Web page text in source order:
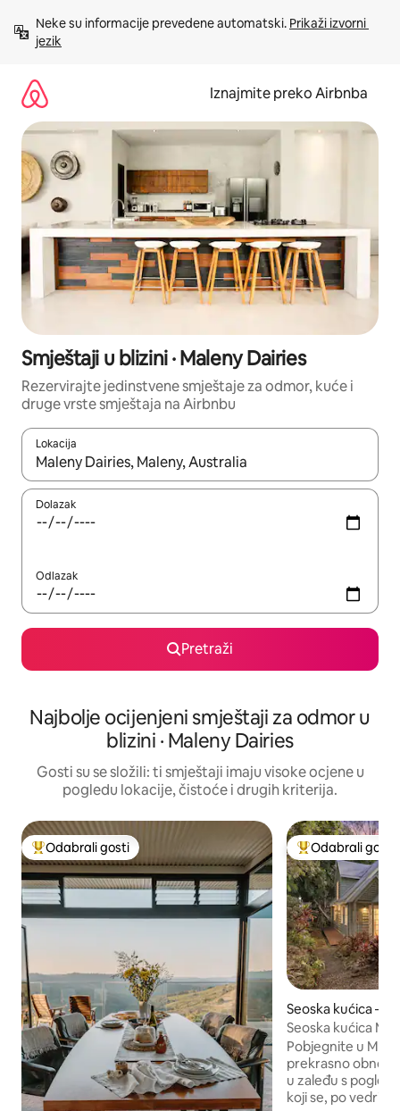
sadržaj
Neke su informacije prevedene automatski. Prikaži izvorni
jezik
Iznajmite preko Airbnba
Smještaji u blizini · Maleny Dairies
Rezervirajte jedinstvene smještaje za odmor, kuće i
druge vrste smještaja na Airbnbu
Lokacija
Kada budu dostupni rezultati, moći ćete ih pregledati
Dolazak
Odlazak
Pretraži
Najbolje ocijenjeni smještaji za odmor u
blizini · Maleny Dairies
Gosti su se složili: ti smještaji imaju visoke ocjene u
pogledu lokacije, čistoće i drugih kriterija.
Među najviše rangiranima s oznakom „Odabrali gosti”
Odabrali gosti Među najviše
Odabrali gosti
Seoska kućica –
Seoska kućica
Pobjegnite u
prekrasno
u zaleđu s
koji se, po vedrim